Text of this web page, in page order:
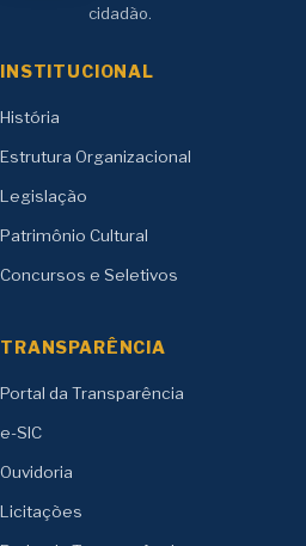
cidadão.
INSTITUCIONAL
História
Estrutura Organizacional
Legislação
Patrimônio Cultural
Concursos e Seletivos
TRANSPARÊNCIA
Portal da Transparência
e-SIC
Ouvidoria
Licitações